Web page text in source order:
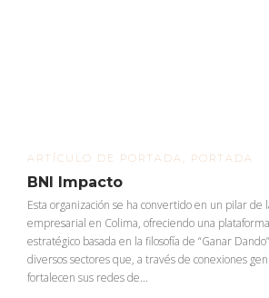
ARTÍCULO DE PORTADA PORTADA
BNI Impacto
Esta organización se ha convertido en un pilar de
empresarial en Colima, ofreciendo una
estratégico basada en la filosofía de “Ganar
diversos sectores que, a través de conexiones
fortalecen sus redes de...